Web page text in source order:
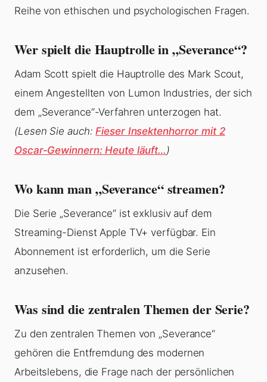
Reihe von ethischen und psychologischen Fragen.
Wer spielt die Hauptrolle in „Severance“?
Adam Scott spielt die Hauptrolle des Mark Scout,
einem Angestellten von Lumon Industries, der sich
dem „Severance“-Verfahren unterzogen hat.
(Lesen Sie auch:Fieser Insektenhorror mit 2
Oscar-Gewinnern: Heute läuft…)
Wo kann man „Severance“ streamen?
Die Serie „Severance“ ist exklusiv auf dem
Streaming-Dienst Apple TV+ verfügbar. Ein
Abonnement ist erforderlich, um die Serie
anzusehen.
Was sind die zentralen Themen der Serie?
Zu den zentralen Themen von „Severance“
gehören die Entfremdung des modernen
Arbeitslebens, die Frage nach der persönlichen